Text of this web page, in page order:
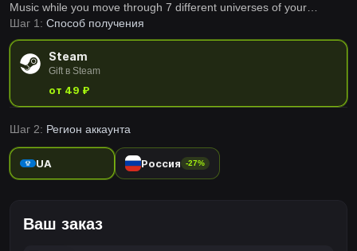
Music while you move through 7 different universes of your
choosing in a fully 3D immersive first-person experience.
Шаг 1: Способ получения
Steam
Gift в Steam
от 49 ₽
Шаг 2: Регион аккаунта
UA Россия -27%
Ваш заказ